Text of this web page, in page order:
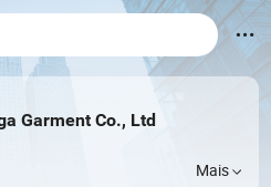
Garment Co., Ltd
Mais